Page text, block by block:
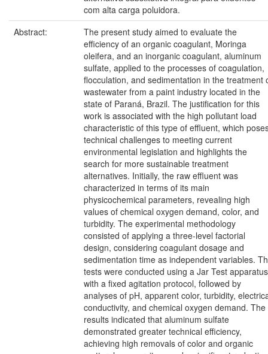
com alta carga poluidora.
Abstract:
The present study aimed to evaluate the
efficiency of an organic coagulant, Moringa
oleifera, and an inorganic coagulant, aluminum
sulfate, applied to the processes of coagulation,
flocculation, and sedimentation in the treatment
wastewater from a paint industry located in the
state of Paraná, Brazil. The justification for this
work is associated with the high pollutant load
characteristic of this type of effluent, which
technical challenges to meeting current
environmental legislation and highlights the
search for more sustainable treatment
alternatives. Initially, the raw effluent was
characterized in terms of its main
physicochemical parameters, revealing high
values of chemical oxygen demand, color, and
turbidity. The experimental methodology
consisted of applying a three-level factorial
design, considering coagulant dosage and
sedimentation time as independent variables.
tests were conducted using a Jar Test apparatus
with a fixed agitation protocol, followed by
analyses of pH, apparent color, turbidity,
conductivity, and chemical oxygen demand. The
results indicated that aluminum sulfate
demonstrated greater technical efficiency,
achieving high removals of color and organic